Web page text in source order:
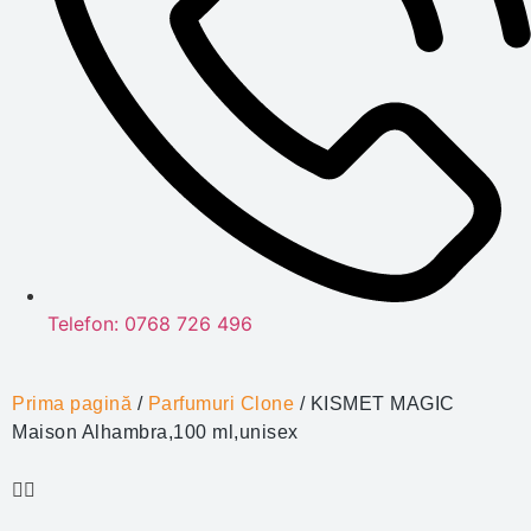
Telefon: 0768 726 496
Prima pagină / Parfumuri Clone / KISMET MAGIC
Maison Alhambra,100 ml,unisex